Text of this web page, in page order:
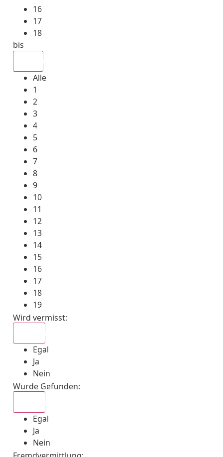
16
17
18
bis
Alle
1
2
3
4
5
6
7
8
9
10
11
12
13
14
15
16
17
18
19
Wird vermisst:
Egal
Ja
Nein
Wurde Gefunden:
Egal
Ja
Nein